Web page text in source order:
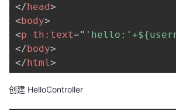
</head>
<body>
<p th: text=" ' hello: '
</body>
</html>
创建 HelloController